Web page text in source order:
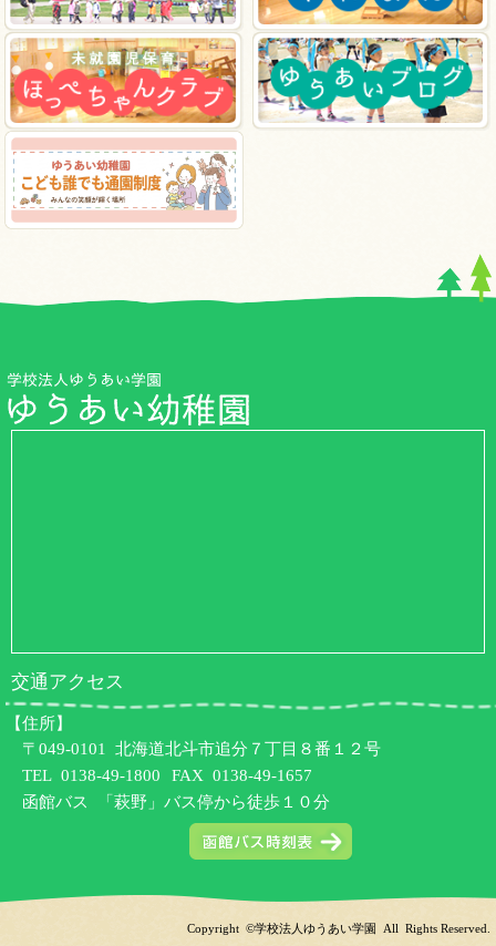
交通アクセス
【住所】
〒049-0101 北海道北斗市追分７丁目８番１２号
TEL 0138-49-1800
FAX 0138-49-1657
函館バス 「萩野」バス停から徒歩１０分
Copyright ©学校法人ゆうあい学園 All Rights Reserved.